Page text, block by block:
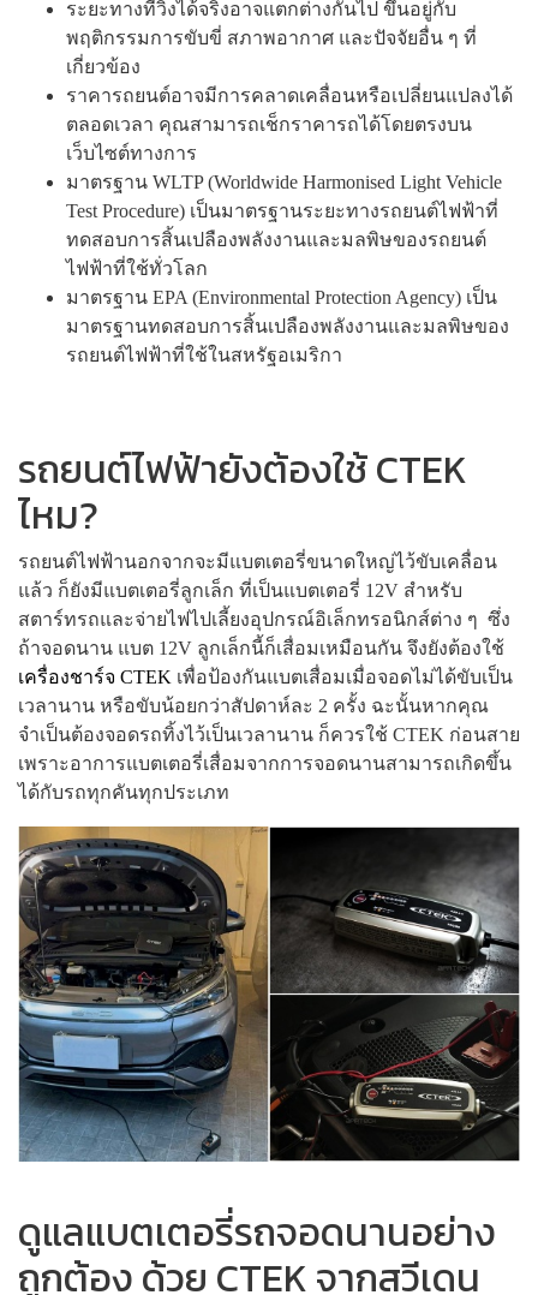
ระยะทางที่วิ่งได้จริงอาจแตกต่างกันไป ขึ้นอยู่กับ
พฤติกรรมการขับขี่ สภาพอากาศ และปัจจัยอื่น ๆ ที่
เกี่ยวข้อง
ราคารถยนต์อาจมีการคลาดเคลื่อนหรือเปลี่ยนแปลงได้
ตลอดเวลา คุณสามารถเช็กราคารถได้โดยตรงบน
เว็บไซต์ทางการ
มาตรฐาน WLTP (Worldwide Harmonised Light Vehicle
Test Procedure) เป็นมาตรฐานระยะทางรถยนต์ไฟฟ้าที่
ทดสอบการสิ้นเปลืองพลังงานและมลพิษของรถยนต์
ไฟฟ้าที่ใช้ทั่วโลก
มาตรฐาน EPA (Environmental Protection Agency) เป็น
มาตรฐานทดสอบการสิ้นเปลืองพลังงานและมลพิษของ
รถยนต์ไฟฟ้าที่ใช้ในสหรัฐอเมริกา
รถยนต์ไฟฟ้ายังต้องใช้ CTEK
ไหม?
รถยนต์ไฟฟ้านอกจากจะมีแบตเตอรี่ขนาดใหญ่ไว้ขับเคลื่อน
แล้ว ก็ยังมีแบตเตอรี่ลูกเล็ก ที่เป็นแบตเตอรี่ 12V สำหรับ
สตาร์ทรถและจ่ายไฟไปเลี้ยงอุปกรณ์อิเล็กทรอนิกส์ต่าง ๆ ซึ่ง
ถ้าจอดนาน แบต 12V ลูกเล็กนี้ก็เสื่อมเหมือนกัน จึงยังต้องใช้
เครื่องชาร์จ CTEK เพื่อป้องกันแบตเสื่อมเมื่อจอดไม่ได้ขับเป็น
เวลานาน หรือขับน้อยกว่าสัปดาห์ละ 2 ครั้ง ฉะนั้นหากคุณ
จำเป็นต้องจอดรถทิ้งไว้เป็นเวลานาน ก็ควรใช้ CTEK ก่อนสาย
เพราะอาการแบตเตอรี่เสื่อมจากการจอดนานสามารถเกิดขึ้น
ได้กับรถทุกคันทุกประเภท
ดูแลแบตเตอรี่รถจอดนานอย่าง
ถูกต้อง ด้วย CTEK จากสวีเดน